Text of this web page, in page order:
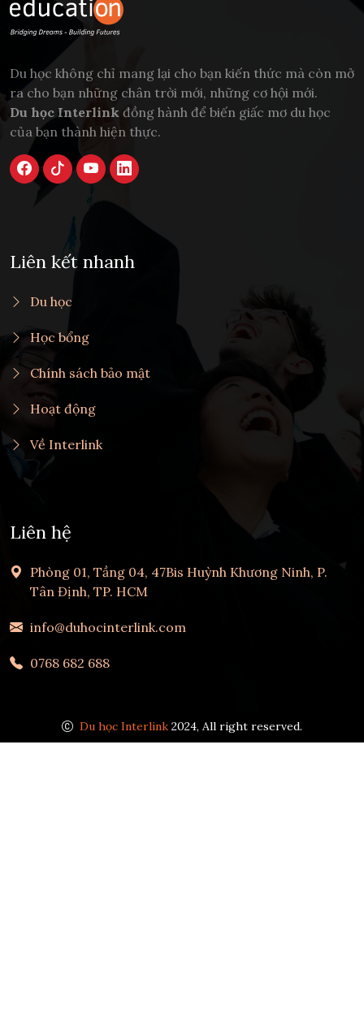
Du học không chỉ mang lại cho bạn kiến thức mà còn mở
ra cho bạn những chân trời mới, những cơ hội mới.
Du học Interlink đồng hành để biến giấc mơ du học
của bạn thành hiện thực.
Liên kết nhanh
Du học
Học bổng
Chính sách bảo mật
Hoạt động
Về Interlink
Liên hệ
Phòng 01, Tầng 04, 47Bis Huỳnh Khương Ninh, P.
Tân Định, TP. HCM
info@duhocinterlink.com
0768 682 688
Du học Interlink 2024, All right reserved.